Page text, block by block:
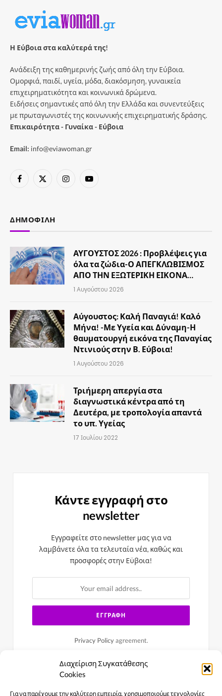
Διαχείριση Συγκατάθεσης
Cookies
Για να παρέχουμε την καλύτερη εμπειρία, χρησιμοποιούμε τεχνολογίες
Η Εύβοια στα καλύτερά της!
Ανάδειξη της καθημερινής ζωής από όλη την Εύβοια.
Ομορφιά, παιδί, υγεία, μόδα, διακόσμηση, γυναικεία
επιχειρηματικότητα και κοινωνικά δρώμενα.
Ειδήσεις σημαντικές από όλη την Ελλάδα και συνεντεύξεις
με πρωταγωνιστές της κοινωνικής επιχειρηματικής δράσης.
Επικαιρότητα - Γυναίκα - Εύβοια
Email: info@eviawoman.gr
Facebook
X
InstagramYouTube
ΔΗΜΟΦΙΛΉ
ΑΥΓΟΥΣΤΟΣ 2026 : Προβλέψεις για
όλα τα ζώδια-Ο ΑΠΕΓΚΛΩΒΙΣΜΟΣ
ΑΠΟ ΤΗΝ ΕΞΩΤΕΡΙΚΗ ΕΙΚΟΝΑ…
1 Αυγούστου 2026
Αύγουστος: Καλή Παναγιά! Καλό
Μήνα! -Με Υγεία και Δύναμη-Η
θαυματουργή εικόνα της Παναγίας
Ντινιούς στην Β. Εύβοια!
1 Αυγούστου 2026
Τριήμερη απεργία στα
διαγνωστικά κέντρα από τη
Δευτέρα, με τροπολογία απαντά
το υπ. Υγείας
17 Ιουλίου 2022
Κάντε εγγραφή στο
newsletter
Εγγραφείτε στο newsletter μας για να
λαμβάνετε όλα τα τελευταία νέα, καθώς και
προσφορές στην Εϋβοια!
Privacy Policyagreement.